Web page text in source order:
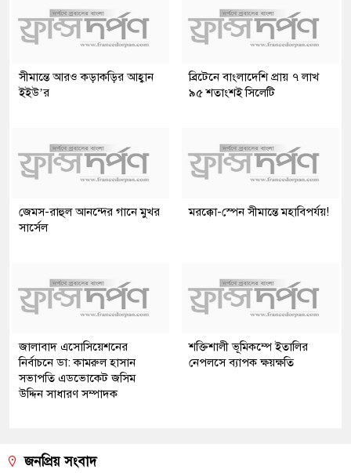
সীমান্তে আরও কড়াকড়ির আহ্বান
ইইউ’র
ব্রিটেনে বাংলাদেশি প্রায় ৭ লাখ
৯৫ শতাংশই সিলেটি
জেমস-রাহুল আনন্দের গানে মুখর
সার্সেল
মরক্কো-স্পেন সীমান্তে মহাবিপর্যয়!
জালাবাদ এসোসিয়েশনের
নির্বাচনে ডা: কামরুল হাসান
সভাপতি এডভোকেট জসিম
উদ্দিন সাধারণ সম্পাদক
শক্তিশালী ভূমিকম্পে ইতালির
নেপলসে ব্যাপক ক্ষয়ক্ষতি
জনপ্রিয় সংবাদ